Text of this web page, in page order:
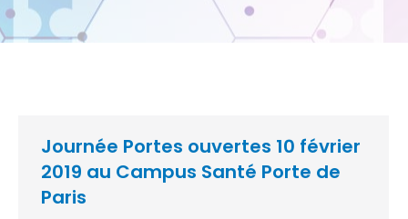
Journée Portes ouvertes 10 février
2019 au Campus Santé Porte de
Paris